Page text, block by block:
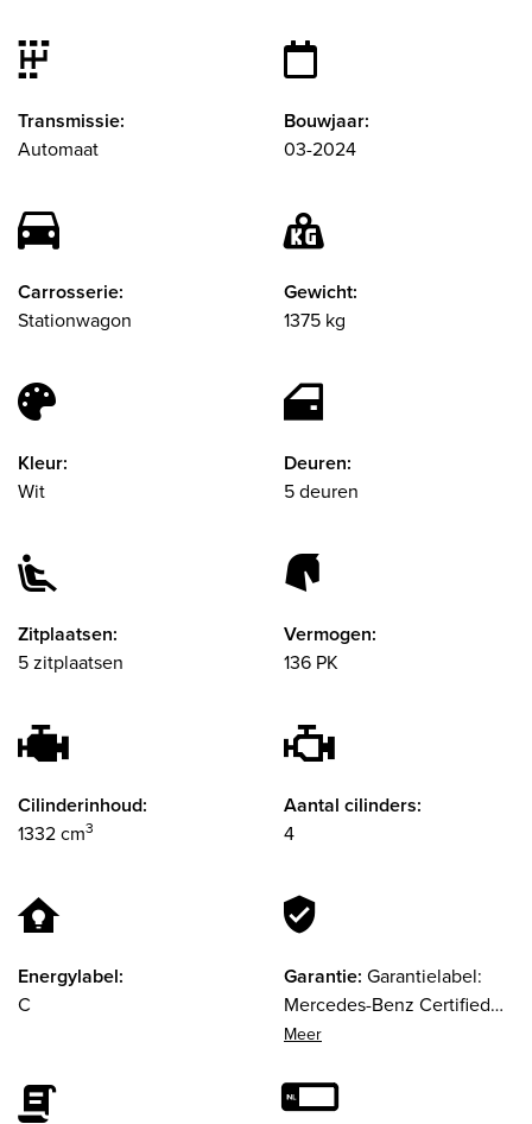
Transmissie:
Automaat
Bouwjaar:
03-2024
Carrosserie:
Stationwagon
Gewicht:
1375 kg
Kleur:
Wit
Deuren:
5 deuren
Zitplaatsen:
5 zitplaatsen
Vermogen:
136 PK
Cilinderinhoud:
1332 cm3
Aantal cilinders:
4
Energylabel:
C
Garantie: Garantielabel:
Mercedes-Benz Certified
(24 maanden)